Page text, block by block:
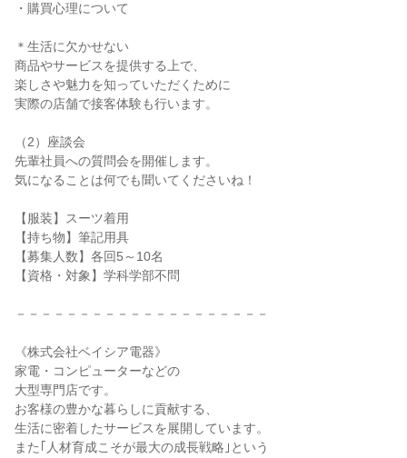
・購買心理について
＊生活に欠かせない
商品やサービスを提供する上で、
楽しさや魅力を知っていただくために
実際の店舗で接客体験も行います。
（2）座談会
先輩社員への質問会を開催します。
気になることは何でも聞いてくださいね！
【服装】スーツ着用
【持ち物】筆記用具
【募集人数】各回5～10名
【資格・対象】学科学部不問
－－－－－－－－－－－－－－－－－－－－
《株式会社ベイシア電器》
家電・コンピューターなどの
大型専門店です。
お客様の豊かな暮らしに貢献する、
生活に密着したサービスを展開しています。
また｢人材育成こそが最大の成長戦略｣という